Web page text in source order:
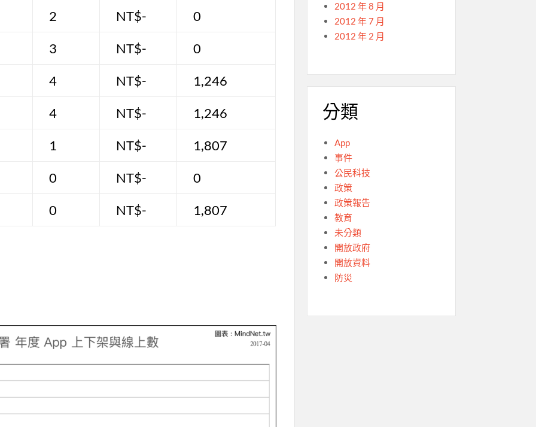
2
NT$-
0
3
NT$-
0
4
NT$-
1,246
4
NT$-
1,246
1
NT$-
1,807
0
NT$-
0
0
NT$- 1,807
2012 年 8 月
2012 年 7 月
2012 年 2 月
分類
App
事件
公民科技
政策
政策報告
教育
未分類
開放政府
開放資料
防災